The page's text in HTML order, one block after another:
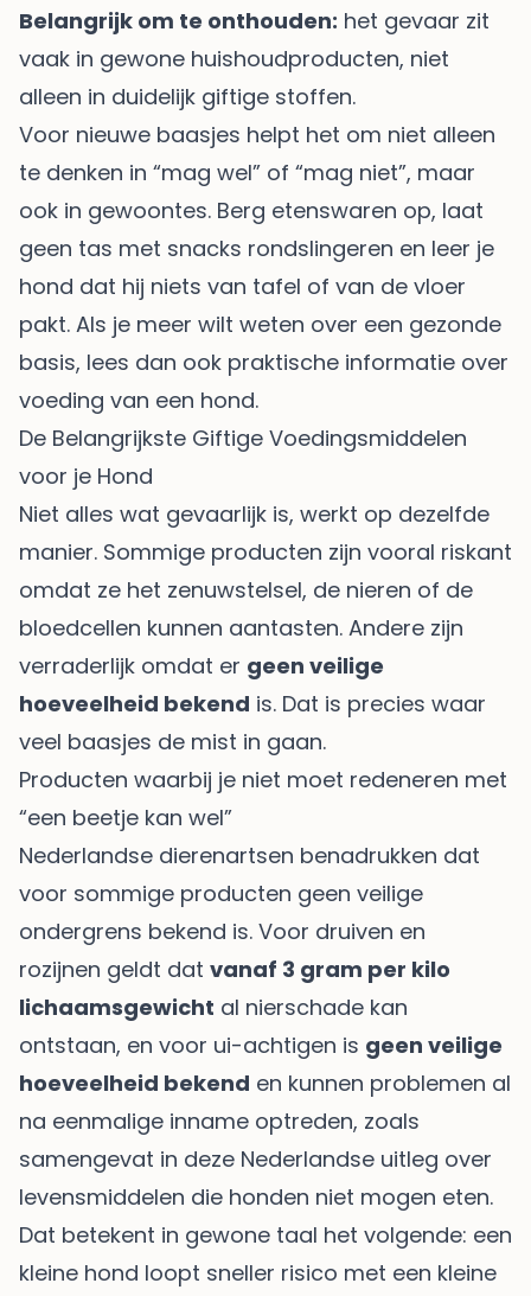
Belangrijk om te onthouden: het gevaar zit
vaak in gewone huishoudproducten, niet
alleen in duidelijk giftige stoffen.
Voor nieuwe baasjes helpt het om niet alleen
te denken in “mag wel” of “mag niet”, maar
ook in gewoontes. Berg etenswaren op, laat
geen tas met snacks rondslingeren en leer je
hond dat hij niets van tafel of van de vloer
pakt. Als je meer wilt weten over een gezonde
basis, lees dan ook praktische informatie over
voeding van een hond.
De Belangrijkste Giftige Voedingsmiddelen
voor je Hond
Niet alles wat gevaarlijk is, werkt op dezelfde
manier. Sommige producten zijn vooral riskant
omdat ze het zenuwstelsel, de nieren of de
bloedcellen kunnen aantasten. Andere zijn
verraderlijk omdat er geen veilige
hoeveelheid bekend is. Dat is precies waar
veel baasjes de mist in gaan.
Producten waarbij je niet moet redeneren met
“een beetje kan wel”
Nederlandse dierenartsen benadrukken dat
voor sommige producten geen veilige
ondergrens bekend is. Voor druiven en
rozijnen geldt dat vanaf 3 gram per kilo
lichaamsgewicht al nierschade kan
ontstaan, en voor ui-achtigen is geen veilige
hoeveelheid bekend en kunnen problemen al
na eenmalige inname optreden, zoals
samengevat in deze Nederlandse uitleg over
levensmiddelen die honden niet mogen eten.
Dat betekent in gewone taal het volgende: een
kleine hond loopt sneller risico met een kleine